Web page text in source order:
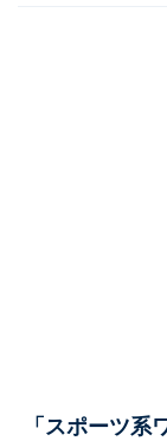
「スポーツ系